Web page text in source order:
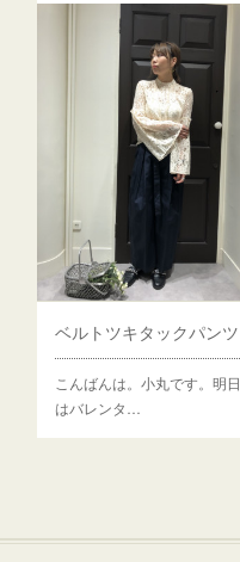
ベルトツキタックパンツ
こんばんは。小丸です。明日
はバレンタ…